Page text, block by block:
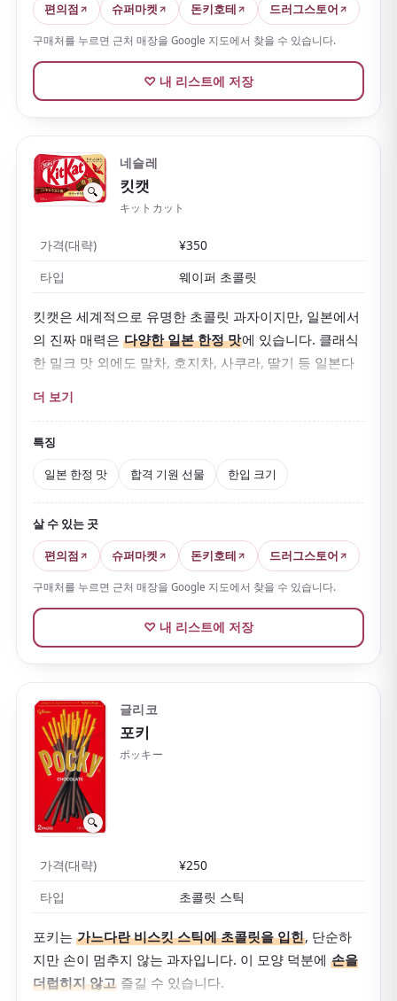
편의점
슈퍼마켓 돈키호테 드러그스토어
구매처를 누르면 근처 매장을 Google 지도에서 찾을 수 있습니다.
♡ 내 리스트에 저장
🔍
네슬레
킷캣
キットカット
가격(대략)
¥350
타입
웨이퍼 초콜릿
킷캣은 세계적으로 유명한 초콜릿 과자이지만, 일본에서
의 진짜 매력은 다양한 일본 한정 맛에 있습니다. 클래식
한 밀크 맛 외에도 말차, 호지차, 사쿠라, 딸기 등 일본다
이름이 일본어'킷토 카츠(반드시 이긴다)'와 발음이 비슷
해수험생을 위한 행운의 선물로도 인기입니다. 지역 한
정 맛도 풍부해 여행 기념품으로 안성맞춤입니다.
바삭한 웨이퍼
와 초콜릿의 균형이 훌륭하고, 한입 크기
라 먹기에도 편합니다.
더 보기
특징
일본 한정 맛
합격 기원 선물 한입 크기
살 수 있는 곳
편의점
슈퍼마켓 돈키호테 드러그스토어
구매처를 누르면 근처 매장을 Google 지도에서 찾을 수 있습니다.
♡ 내 리스트에 저장
🔍
글리코
포키
ポッキー
가격(대략)
¥250
타입
초콜릿 스틱
포키는 가느다란 비스킷 스틱에 초콜릿을 입힌, 단순하
지만 손이 멈추지 않는 과자입니다. 이 모양 덕분에 손을
더럽히지 않고 즐길 수 있습니다.